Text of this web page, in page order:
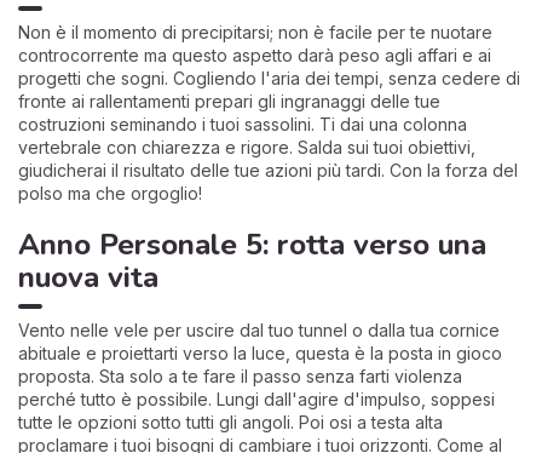
Non è il momento di precipitarsi; non è facile per te nuotare
controcorrente ma questo aspetto darà peso agli affari e ai
progetti che sogni. Cogliendo l'aria dei tempi, senza cedere di
fronte ai rallentamenti prepari gli ingranaggi delle tue
costruzioni seminando i tuoi sassolini. Ti dai una colonna
vertebrale con chiarezza e rigore. Salda sui tuoi obiettivi,
giudicherai il risultato delle tue azioni più tardi. Con la forza del
polso ma che orgoglio!
Anno Personale 5: rotta verso una
nuova vita
Vento nelle vele per uscire dal tuo tunnel o dalla tua cornice
abituale e proiettarti verso la luce, questa è la posta in gioco
proposta. Sta solo a te fare il passo senza farti violenza
perché tutto è possibile. Lungi dall'agire d'impulso, soppesi
tutte le opzioni sotto tutti gli angoli. Poi osi a testa alta
proclamare i tuoi bisogni di cambiare i tuoi orizzonti. Come al